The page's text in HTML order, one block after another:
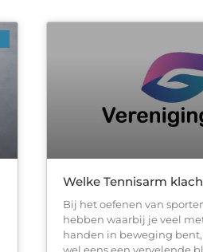
Welke Tennisarm
Bij het oefenen van
hebben waarbij je veel
handen in beweging